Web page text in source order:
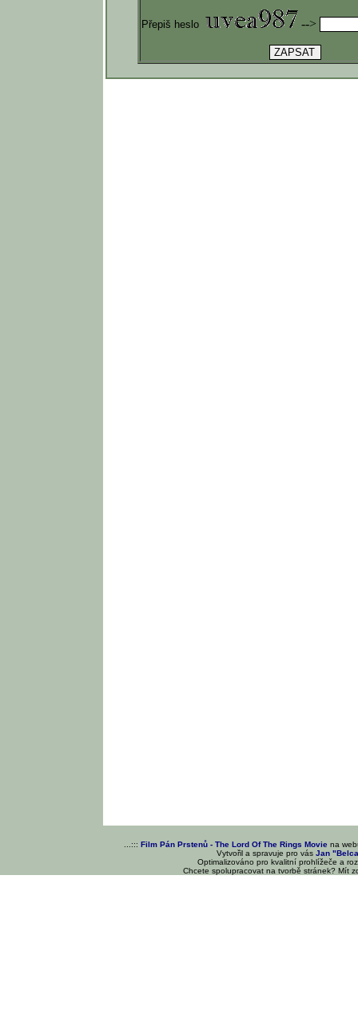
Přepiš heslo -->
...::: Film Pán Prstenů - The Lord Of The Rings Movie na
Vytvořil a spravuje pro vásJan
Optimalizováno pro kvalitní prohlížeče a
Chcete spolupracovat na tvorbě stránek? Mít